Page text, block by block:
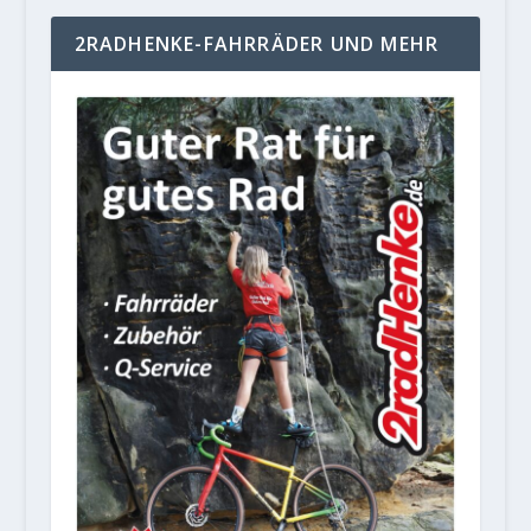
2RADHENKE-FAHRRÄDER UND MEHR